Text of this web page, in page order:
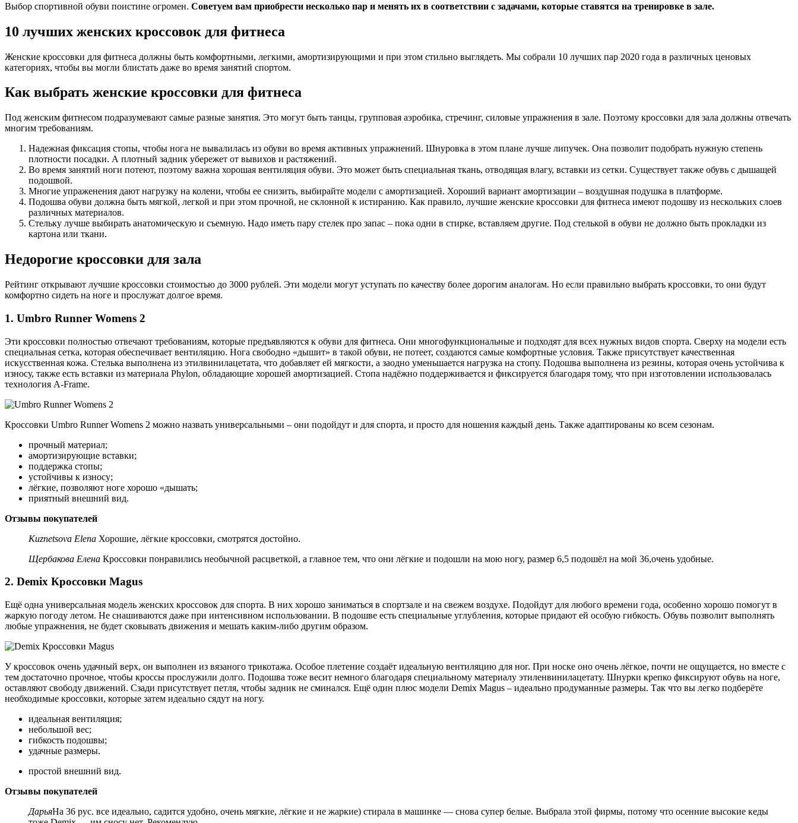
Выбор спортивной обуви поистине огромен. Советуем вам приобрести несколько пар и менять их в соответствии с задачами, которые ставятся на тренировке в зале.
10 лучших женских кроссовок для фитнеса
Женские кроссовки для фитнеса должны быть комфортными, легкими, амортизирующими и при этом стильно выглядеть. Мы собрали 10 лучших пар 2020 года в различных ценовых
категориях, чтобы вы могли блистать даже во время занятий спортом.
Как выбрать женские кроссовки для фитнеса
Под женским фитнесом подразумевают самые разные занятия. Это могут быть танцы, групповая аэробика, стречинг, силовые упражнения в зале. Поэтому кроссовки для зала должны отвечать
многим требованиям.
Надежная фиксация стопы, чтобы нога не вывалилась из обуви во время активных упражнений. Шнуровка в этом плане лучше липучек. Она позволит подобрать нужную степень
плотности посадки. А плотный задник убережет от вывихов и растяжений.
Во время занятий ноги потеют, поэтому важна хорошая вентиляция обуви. Это может быть специальная ткань, отводящая влагу, вставки из сетки. Существует также обувь с дышащей
подошвой.
Многие упраженения дают нагрузку на колени, чтобы ее снизить, выбирайте модели с амортизацией. Хороший вариант амортизации – воздушная подушка в платформе.
Подошва обуви должна быть мягкой, легкой и при этом прочной, не склонной к истиранию. Как правило, лучшие женские кроссовки для фитнеса имеют подошву из нескольких слоев
различных материалов.
Стельку лучше выбирать анатомическую и съемную. Надо иметь пару стелек про запас – пока одни в стирке, вставляем другие. Под стелькой в обуви не должно быть прокладки из
картона или ткани.
Недорогие кроссовки для зала
Рейтинг открывают лучшие кроссовки стоимостью до 3000 рублей. Эти модели могут уступать по качеству более дорогим аналогам. Но если правильно выбрать кроссовки, то они будут
комфортно сидеть на ноге и прослужат долгое время.
1. Umbro Runner Womens 2
Эти кроссовки полностью отвечают требованиям, которые предъявляются к обуви для фитнеса. Они многофункциональные и подходят для всех нужных видов спорта. Сверху на модели есть
специальная сетка, которая обеспечивает вентиляцию. Нога свободно «дышит» в такой обуви, не потеет, создаются самые комфортные условия. Также присутствует качественная
искусственная кожа. Стелька выполнена из этилвинилацетата, что добавляет ей мягкости, а заодно уменьшается нагрузка на стопу. Подошва выполнена из резины, которая очень устойчива к
износу, также есть вставки из материала Phylon, обладающие хорошей амортизацией. Стопа надёжно поддерживается и фиксируется благодаря тому, что при изготовлении использовалась
технология A-Frame.
Кроссовки Umbro Runner Womens 2 можно назвать универсальными – они подойдут и для спорта, и просто для ношения каждый день. Также адаптированы ко всем сезонам.
прочный материал;
амортизирующие вставки;
поддержка стопы;
устойчивы к износу;
лёгкие, позволяют ноге хорошо «дышать;
приятный внешний вид.
Отзывы покупателей
Kuznetsova Elena Хорошие, лёгкие кроссовки, смотрятся достойно.
Щербакова Елена Кроссовки понравились необычной расцветкой, а главное тем, что они лёгкие и подошли на мою ногу, размер 6,5 подошёл на мой 36,очень удобные.
2. Demix Кроссовки Magus
Ещё одна универсальная модель женских кроссовок для спорта. В них хорошо заниматься в спортзале и на свежем воздухе. Подойдут для любого времени года, особенно хорошо помогут в
жаркую погоду летом. Не снашиваются даже при интенсивном использовании. В подошве есть специальные углубления, которые придают ей особую гибкость. Обувь позволит выполнять
любые упражнения, не будет сковывать движения и мешать каким-либо другим образом.
У кроссовок очень удачный верх, он выполнен из вязаного трикотажа. Особое плетение создаёт идеальную вентиляцию для ног. При носке оно очень лёгкое, почти не ощущается, но вместе с
тем достаточно прочное, чтобы кроссы прослужили долго. Подошва тоже весит немного благодаря специальному материалу этиленвинилацетату. Шнурки крепко фиксируют обувь на ноге,
оставляют свободу движений. Сзади присутствует петля, чтобы задник не сминался. Ещё один плюс модели Demix Magus – идеально продуманные размеры. Так что вы легко подберёте
необходимые кроссовки, которые затем идеально сядут на ногу.
идеальная вентиляция;
небольшой вес;
гибкость подошвы;
удачные размеры.
простой внешний вид.
Отзывы покупателей
ДарьяНа 36 рус. все идеально, садится удобно, очень мягкие, лёгкие и не жаркие) стирала в машинке — снова супер белые. Выбрала этой фирмы, потому что осенние высокие кеды